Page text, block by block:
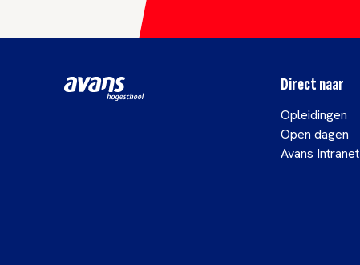
Direct naar
Opleidingen
Open dagen
Avans Intranet